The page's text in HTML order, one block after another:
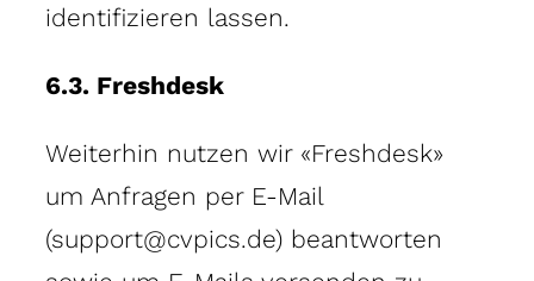
identifizieren lassen.
6.3. Freshdesk
Weiterhin nutzen wir «Freshdesk»
um Anfragen per E-Mail
(support@cvpics.de) beantworten